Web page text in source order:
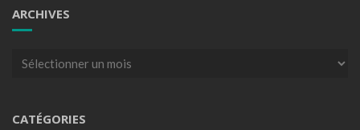
ARCHIVES
Archives
CATÉGORIES